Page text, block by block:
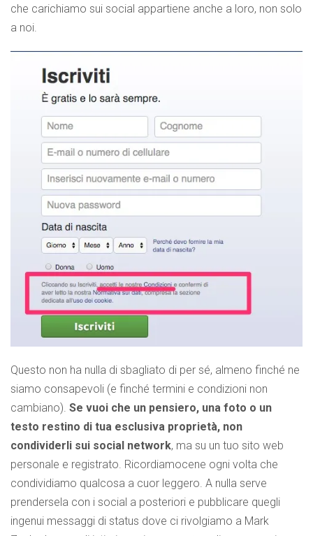
che carichiamo sui social appartiene anche a loro, non solo
a noi.
Questo non ha nulla di sbagliato di per sé, almeno finché ne
siamo consapevoli (e finché termini e condizioni non
cambiano). Se vuoi che un pensiero, una foto o un
testo restino di tua esclusiva proprietà, non
condividerli sui social network, ma su un tuo sito web
personale e registrato. Ricordiamocene ogni volta che
condividiamo qualcosa a cuor leggero. A nulla serve
prendersela con i social a posteriori e pubblicare quegli
ingenui messaggi di status dove ci rivolgiamo a Mark